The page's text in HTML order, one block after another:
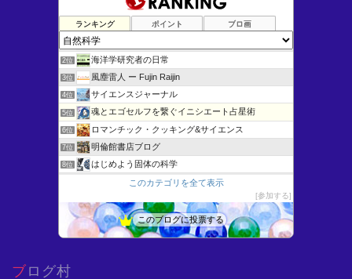
ランキング ポイント ブロ画
1位 けむさん 化学情報センター
2位 海洋学研究者の日常
3位 風塵雷人 ー Fujin Raijin
4位 サイエンスジャーナル
5位 魂とエゴセルフを繋ぐイニシエート占星術
6位 ロマンチック・クッキング&サイエンス
7位 明倫館書店ブログ
8位 はじめよう固体の科学
11位 猫が1匹おりま“した”
未確認生物 目撃情報！
14位
このカテゴリを全て表示
参加する
このブログに投票する
ブログ村